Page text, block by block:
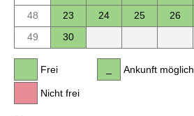
48
23 24 25 26
49
30
Frei
Nicht frei
Ankunft möglich